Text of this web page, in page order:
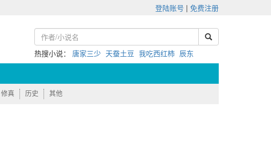
登陆账号 | 免费注册
热搜小说： 唐家三少 天蚕土豆 我吃西红柿 辰东
修真 历史 其他